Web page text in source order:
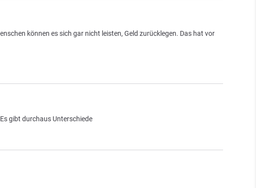
können es sich gar nicht leisten, Geld zurücklegen. Das hat vor
gibt durchaus Unterschiede